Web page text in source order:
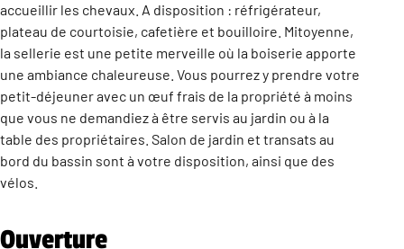
accueillir les chevaux. A disposition : réfrigérateur,
plateau de courtoisie, cafetière et bouilloire. Mitoyenne,
la sellerie est une petite merveille où la boiserie apporte
une ambiance chaleureuse. Vous pourrez y prendre votre
petit-déjeuner avec un œuf frais de la propriété à moins
que vous ne demandiez à être servis au jardin ou à la
table des propriétaires. Salon de jardin et transats au
bord du bassin sont à votre disposition, ainsi que des
vélos.
Ouverture